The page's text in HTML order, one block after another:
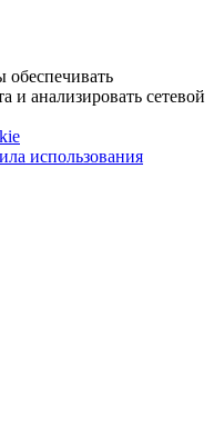
и анализировать сетевой
использования